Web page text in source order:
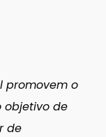
promovem o
objetivo de
de